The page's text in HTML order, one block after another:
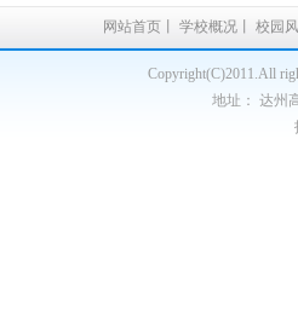
网站首页 学校概况 校园
Copyright(C)2011.All
地址： 达州